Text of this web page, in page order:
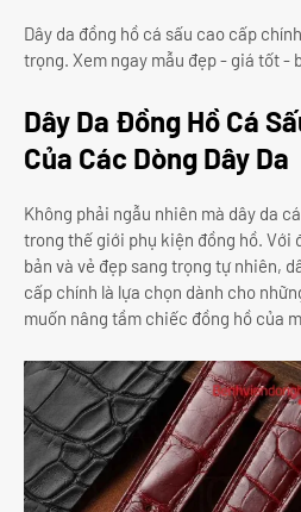
Dây da đồng hồ cá sấu cao cấp
trọng. Xem ngay mẫu đẹp - giá tốt -
Dây Da Đồng Hồ Cá
Của Các Dòng Dây Da
Không phải ngẫu nhiên mà dây da
trong thế giới phụ kiện đồng hồ. Với
bản và vẻ đẹp sang trọng tự nhiên,
cấp chính là lựa chọn dành cho
muốn nâng tầm chiếc đồng hồ của